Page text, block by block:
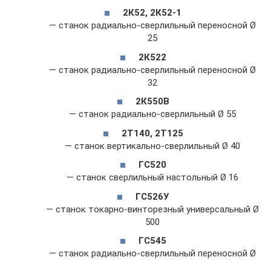
2К52, 2К52-1
— станок радиально-сверлильный переносной Ø
25
2К522
— станок радиально-сверлильный переносной Ø
32
2К550В
— станок радиально-сверлильный Ø 55
2Т140, 2Т125
— станок вертикально-сверлильный Ø 40
ГС520
— станок сверлильный настольный Ø 16
ГС526У
— станок токарно-винторезный универсальный Ø
500
ГС545
— станок радиально-сверлильный переносной Ø